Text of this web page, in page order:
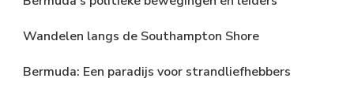
Wandelen langs de Southampton Shore
Bermuda: Een paradijs voor strandliefhebbers